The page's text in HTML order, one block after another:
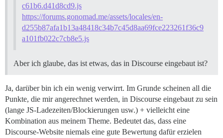
c61b6.d41d8cd9.js
https://forums.gonomad.me/assets/locales/en-
d255b87afa1b13a48418c34b7c45d8aa69fce223261f36c9
a101fb022c7cb8e5.js
Aber ich glaube, das ist etwas, das in Discourse eingebaut ist?
Ja, darüber bin ich ein wenig verwirrt. Im Grunde scheinen all die
Punkte, die mir angerechnet werden, in Discourse eingebaut zu sein
(lange JS-Ladezeiten/Blockierungen usw.) + vielleicht eine
Kombination aus meinem Theme. Bedeutet das, dass eine
Discourse-Website niemals eine gute Bewertung dafür erzielen